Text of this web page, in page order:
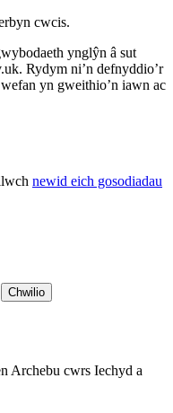
cwcis.
ynglŷn â sut
Rydym ni’n defnyddio’r
yn gweithio’n iawn ac
newid eich gosodiadau
Chwilio
Archebu cwrs Iechyd a